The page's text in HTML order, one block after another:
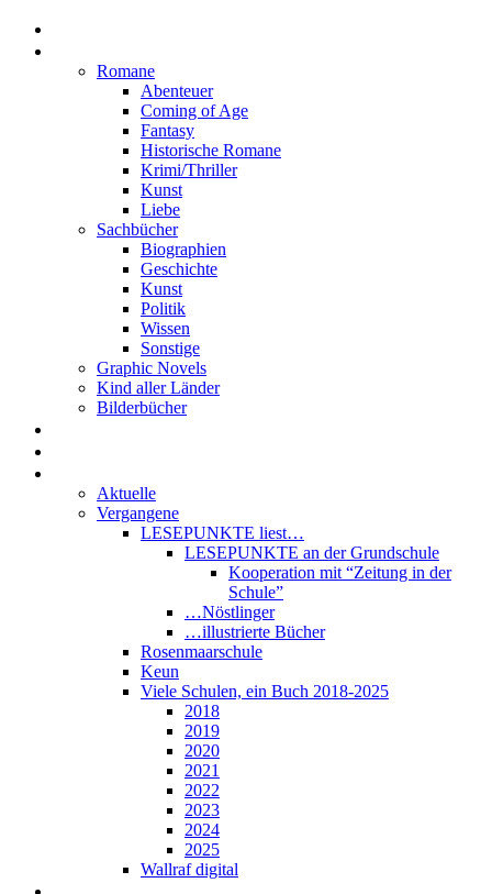
Romane
Abenteuer
Coming of Age
Fantasy
Historische Romane
Krimi/Thriller
Kunst
Liebe
Sachbücher
Biographien
Geschichte
Kunst
Politik
Wissen
Sonstige
Graphic Novels
Kind aller Länder
Bilderbücher
Aktuelle
Vergangene
LESEPUNKTE liest…
LESEPUNKTE an der Grundschule
Kooperation mit “Zeitung in der
Schule”
…Nöstlinger
…illustrierte Bücher
Rosenmaarschule
Keun
Viele Schulen, ein Buch 2018-2025
2018
2019
2020
2021
2022
2023
2024
2025
Wallraf digital